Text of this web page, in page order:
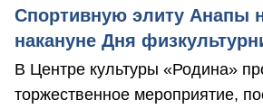
Спортивную элиту Анапы
накануне Дня
В Центре культуры «Родина»
торжественное мероприятие,